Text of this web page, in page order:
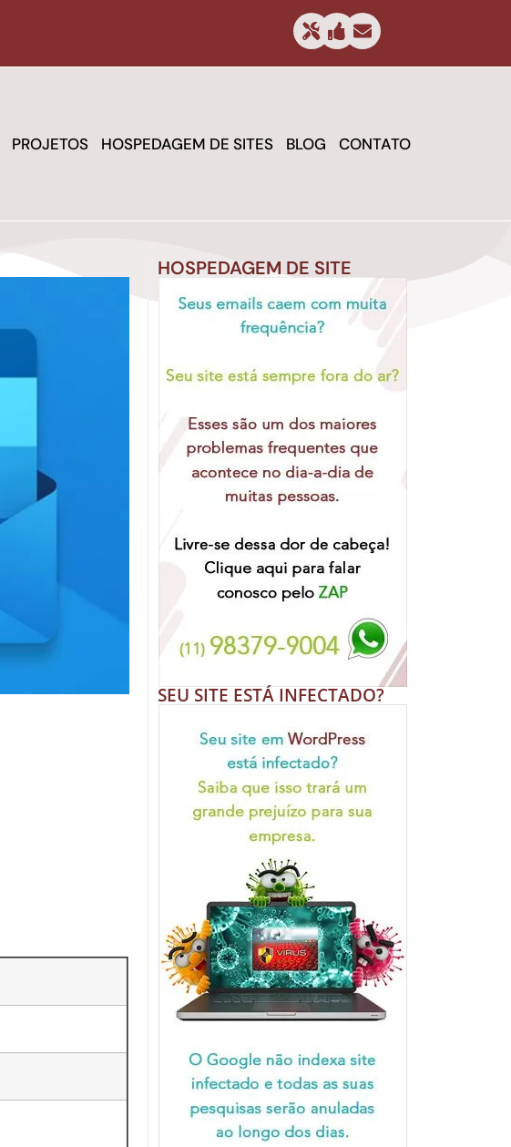
PROJETOS HOSPEDAGEM DE SITES BLOG CONTATO
HOSPEDAGEM DE SITE
SEU SITE ESTÁ INFECTADO?